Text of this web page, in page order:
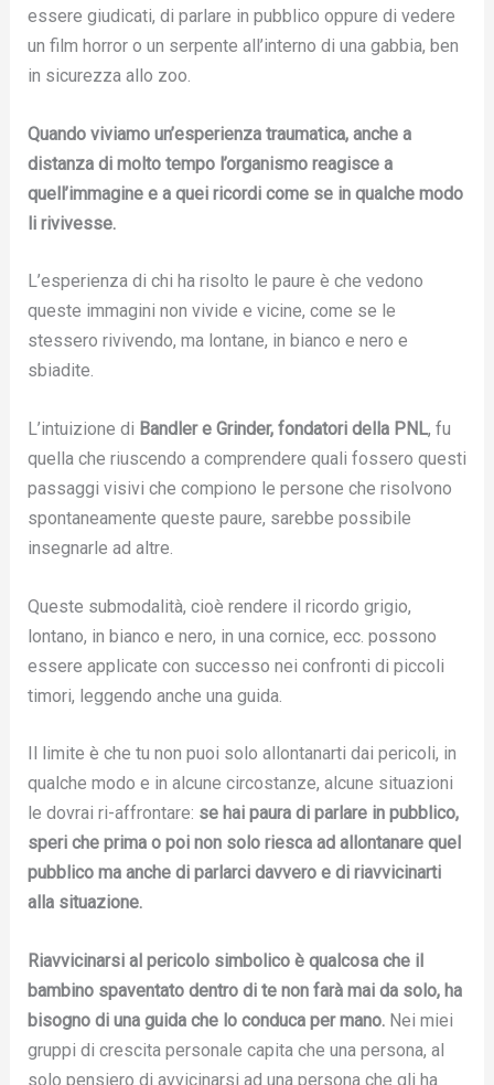
essere giudicati, di parlare in pubblico oppure di vedere
un film horror o un serpente all’interno di una gabbia, ben
in sicurezza allo zoo.
Quando viviamo un’esperienza traumatica, anche a
distanza di molto tempo l’organismo reagisce a
quell’immagine e a quei ricordi come se in qualche modo
li rivivesse.
L’esperienza di chi ha risolto le paure è che vedono
queste immagini non vivide e vicine, come se le
stessero rivivendo, ma lontane, in bianco e nero e
sbiadite.
L’intuizione di Bandler e Grinder, fondatori della PNL, fu
quella che riuscendo a comprendere quali fossero questi
passaggi visivi che compiono le persone che risolvono
spontaneamente queste paure, sarebbe possibile
insegnarle ad altre.
Queste submodalità, cioè rendere il ricordo grigio,
lontano, in bianco e nero, in una cornice, ecc. possono
essere applicate con successo nei confronti di piccoli
timori, leggendo anche una guida.
Il limite è che tu non puoi solo allontanarti dai pericoli, in
qualche modo e in alcune circostanze, alcune situazioni
le dovrai ri-affrontare: se hai paura di parlare in pubblico,
speri che prima o poi non solo riesca ad allontanare quel
pubblico ma anche di parlarci davvero e di riavvicinarti
alla situazione.
Riavvicinarsi al pericolo simbolico è qualcosa che il
bambino spaventato dentro di te non farà mai da solo, ha
bisogno di una guida che lo conduca per mano.Nei miei
gruppi di crescita personale capita che una persona, al
solo pensiero di avvicinarsi ad una persona che gli ha